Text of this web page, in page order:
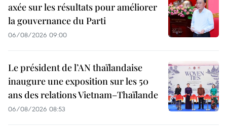
axée sur les résultats pour améliorer
la gouvernance du Parti
06/08/2026 09:00
Le président de l’AN thaïlandaise
inaugure une exposition sur les 50
ans des relations Vietnam–Thaïlande
06/08/2026 08:53